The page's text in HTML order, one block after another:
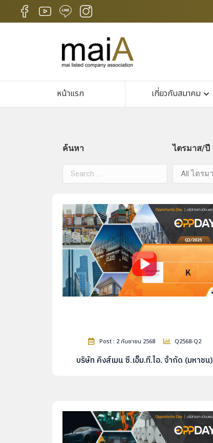
หน้าแรก เกี่ยวกับสมาคม
ค้นหา ไตรมาส/ปี
Post : 2 กันยายน 2568 Q2568-Q2
บริษัท คิงส์เมน ซี.เอ็ม.ที.ไอ. จำกัด (มหาชน)